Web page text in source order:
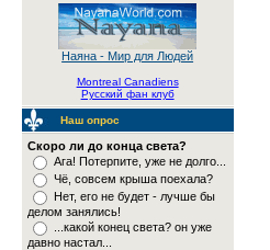
Наяна - Мир для Людей
Montreal Canadiens
Русский фан клуб
Наш опрос
Скоро ли до конца света?
Ага! Потерпите, уже не долго...
Чё, совсем крыша поехала?
Нет, его не будет - лучше бы
делом занялись!
...какой конец света? он уже
давно настал...